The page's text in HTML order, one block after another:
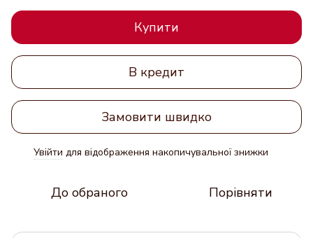
Купити
В кредит
Замовити швидко
Увійти для відображення накопичувальної знижки
До обраного Порівняти